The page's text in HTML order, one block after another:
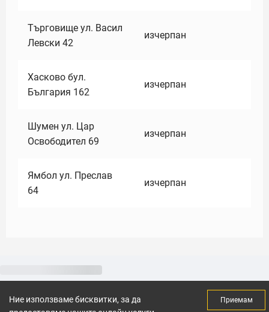
Търговище ул. Васил
Левски 42
изчерпан
Хасково бул.
България 162
изчерпан
Шумен ул. Цар
Освободител 69
изчерпан
Ямбол ул. Преслав
64
изчерпан
Ние използваме бисквитки, за да
Приемам